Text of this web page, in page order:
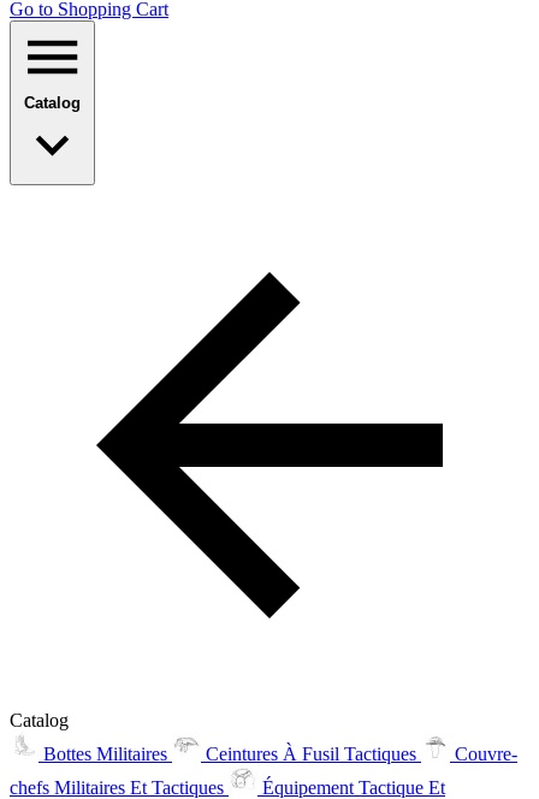
Go to Shopping Сart
Catalog
Catalog
Bottes Militaires
Ceintures À Fusil Tactiques
Couvre-
chefs Militaires Et Tactiques
Équipement Tactique Et